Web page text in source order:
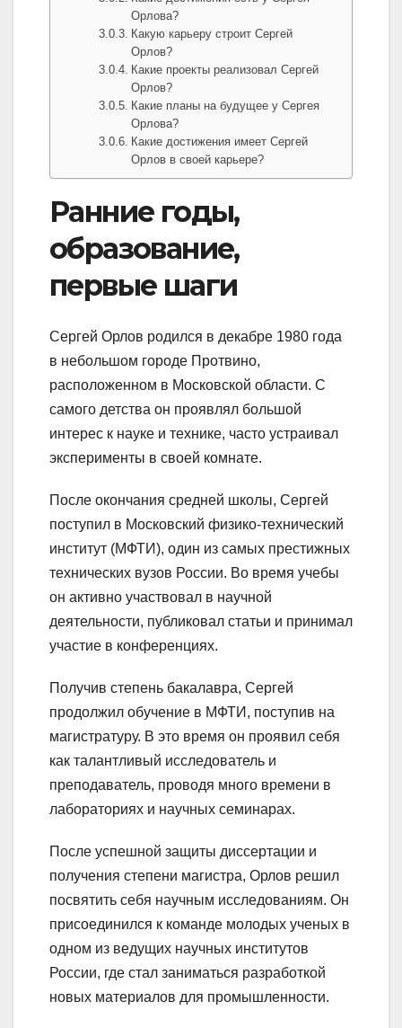
Орлова?
Какую карьеру строит Сергей
Орлов?
Какие проекты реализовал Сергей
Орлов?
Какие планы на будущее у Сергея
Орлова?
Какие достижения имеет Сергей
Орлов в своей карьере?
Ранние годы,
образование,
первые шаги
Сергей Орлов родился в декабре 1980 года
в небольшом городе Протвино,
расположенном в Московской области. С
самого детства он проявлял большой
интерес к науке и технике, часто устраивал
эксперименты в своей комнате.
После окончания средней школы, Сергей
поступил в Московский физико-технический
институт (МФТИ), один из самых престижных
технических вузов России. Во время учебы
он активно участвовал в научной
деятельности, публиковал статьи и принимал
участие в конференциях.
Получив степень бакалавра, Сергей
продолжил обучение в МФТИ, поступив на
магистратуру. В это время он проявил себя
как талантливый исследователь и
преподаватель, проводя много времени в
лабораториях и научных семинарах.
После успешной защиты диссертации и
получения степени магистра, Орлов решил
посвятить себя научным исследованиям. Он
присоединился к команде молодых ученых в
одном из ведущих научных институтов
России, где стал заниматься разработкой
новых материалов для промышленности.